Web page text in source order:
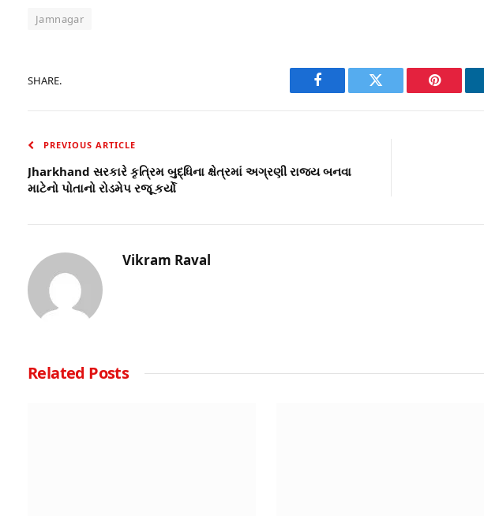
Jamnagar
SHARE.
Facebook Twitter Pinterest
PREVIOUS ARTICLE
Jharkhand સરકારે કૃત્રિમ બુદ્ધિના ક્ષેત્રમાં અગ્રણી રાજ્ય બનવા
માટેનો પોતાનો રોડમેપ રજૂ કર્યો
Vikram Raval
Related Posts